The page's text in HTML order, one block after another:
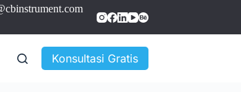
Konsultasi Gratis